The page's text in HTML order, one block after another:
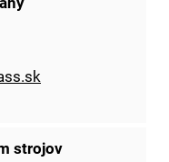
strojov